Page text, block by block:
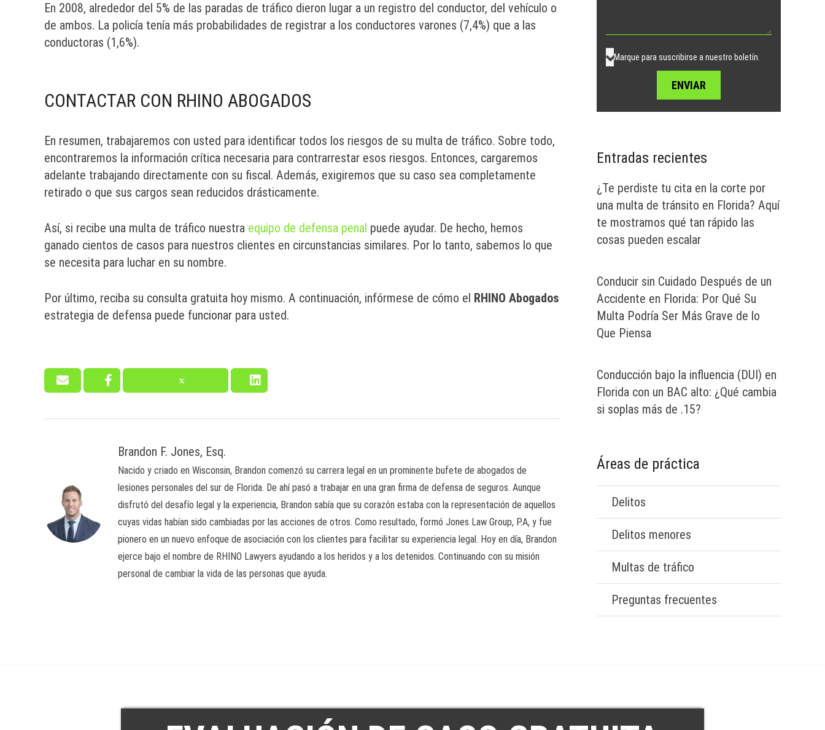
En 2008, alrededor del 5% de las paradas de tráfico dieron lugar a un registro del conductor, del vehículo o
de ambos. La policía tenía más probabilidades de registrar a los conductores varones (7,4%) que a las
conductoras (1,6%).
CONTACTAR CON RHINO ABOGADOS
En resumen, trabajaremos con usted para identificar todos los riesgos de su multa de tráfico. Sobre todo,
encontraremos la información crítica necesaria para contrarrestar esos riesgos. Entonces, cargaremos
adelante trabajando directamente con su fiscal. Además, exigiremos que su caso sea completamente
retirado o que sus cargos sean reducidos drásticamente.
Así, si recibe una multa de tráfico nuestra equipo de defensa penal puede ayudar. De hecho, hemos
ganado cientos de casos para nuestros clientes en circunstancias similares. Por lo tanto, sabemos lo que
se necesita para luchar en su nombre.
Por último, reciba su consulta gratuita hoy mismo. A continuación, infórmese de cómo el RHINO Abogados
estrategia de defensa puede funcionar para usted.
Brandon F. Jones, Esq.
Nacido y criado en Wisconsin, Brandon comenzó su carrera legal en un prominente bufete de abogados de
lesiones personales del sur de Florida. De ahí pasó a trabajar en una gran firma de defensa de seguros. Aunque
disfrutó del desafío legal y la experiencia, Brandon sabía que su corazón estaba con la representación de aquellos
cuyas vidas habían sido cambiadas por las acciones de otros. Como resultado, formó Jones Law Group, P.A, y fue
pionero en un nuevo enfoque de asociación con los clientes para facilitar su experiencia legal. Hoy en día, Brandon
ejerce bajo el nombre de RHINO Lawyers ayudando a los heridos y a los detenidos. Continuando con su misión
personal de cambiar la vida de las personas que ayuda.
vacío.
Marque para suscribirse a nuestro boletín.
Entradas recientes
¿Te perdiste tu cita en la corte por
una multa de tránsito en Florida? Aquí
te mostramos qué tan rápido las
cosas pueden escalar
Conducir sin Cuidado Después de un
Accidente en Florida: Por Qué Su
Multa Podría Ser Más Grave de lo
Que Piensa
Conducción bajo la influencia (DUI) en
Florida con un BAC alto: ¿Qué cambia
si soplas más de .15?
Áreas de práctica
Delitos
Delitos menores
Multas de tráfico
Preguntas frecuentes